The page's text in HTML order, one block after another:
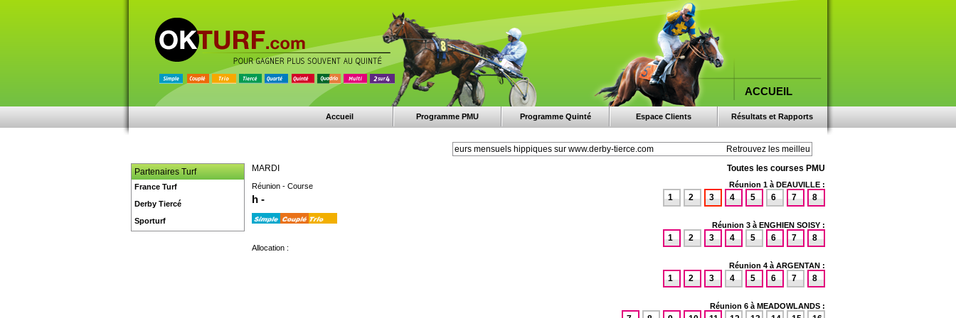
ACCUEIL
Résultats et Rapports
Espace Clients
Programme Quinté
Programme PMU
Accueil
Toutes les courses PMU
Réunion 1 à DEAUVILLE :
8
7
6
5
4
3
2
1
Réunion 3 à ENGHIEN SOISY :
8
7
6
5
4
3
2
1
Réunion 4 à ARGENTAN :
8
7
6
5
4
3
2
1
Réunion 6 à MEADOWLANDS :
MARDI
Réunion - Course
h -
Allocation :
Partenaires Turf
France Turf
Derby Tiercé
Sporturf